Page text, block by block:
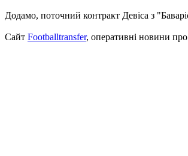
Додамо, поточний контракт Девіса з
Сайт Footballtransfer, оперативні новини